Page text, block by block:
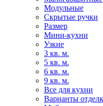
Модульные
Скрытые ручки
Размер
Мини-кухни
Узкие
3 кв. м.
5 кв. м.
6 кв. м.
9 кв. м.
Все для кухни
Варианты